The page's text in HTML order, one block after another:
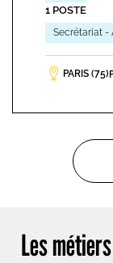
1 POSTE
Secrétariat -
PARIS (75)
Les